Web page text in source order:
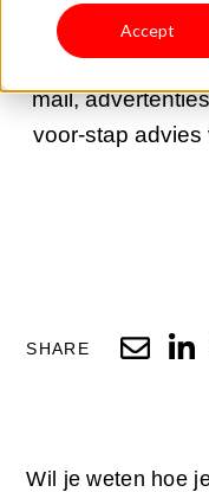
Accept
Wil je je
bedrijfsgroei?
mail,
voor-stap advies
SHARE
Wil je weten hoe